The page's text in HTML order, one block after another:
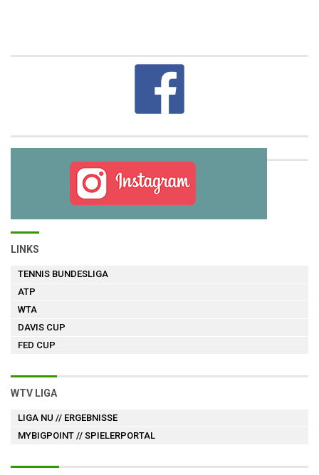
LINKS
TENNIS BUNDESLIGA
ATP
WTA
DAVIS CUP
FED CUP
WTV LIGA
LIGA NU // ERGEBNISSE
MYBIGPOINT // SPIELERPORTAL